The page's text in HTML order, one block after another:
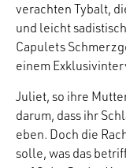
verachten Tybalt,
und leicht
Capulets
einem
Juliet, so ihre
darum, dass ihr
eben. Doch die
solle, was das